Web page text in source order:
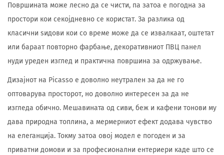
Површината може лесно да се чисти, па затоа е погодна за
простори кои секојдневно се користат. За разлика од
класични ѕидови кои со време може да се извалкаат, оштетат
или бараат повторно фарбање, декоративниот ПВЦ панел
нуди уреден изглед и практична површина за одржување.
Дизајнот на Picasso е доволно неутрален за да не го
оптоварува просторот, но доволно интересен за да не
изгледа обично. Мешавината од сиви, беж и кафени тонови му
дава природна топлина, а мермерниот ефект додава чувство
на елеганција. Токму затоа овој модел е погоден и за
приватни домови и за професионални ентериери каде што се